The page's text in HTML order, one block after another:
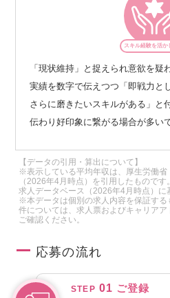
スキル経験を活か
「現状維持」と捉えられ意欲を疑
実績を数字で伝えつつ「即戦力と
さらに磨きたいスキルがある」と
伝わり好印象に繋がる場合が多い
【データの引用・算出について】
※表示している平均年収は、厚生労働省
（2026年4月時点）を引用したもので
求人データベース（2026年4月時点）に
※本データは個別の求人内容を保証する
件については、求人票およびキャリア
ご確認ください。
応募の流れ
STEP 01 ご登録